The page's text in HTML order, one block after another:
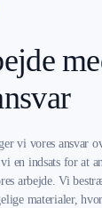
vi vores ansvar
en indsats for at
arbejde. Vi
materialer,